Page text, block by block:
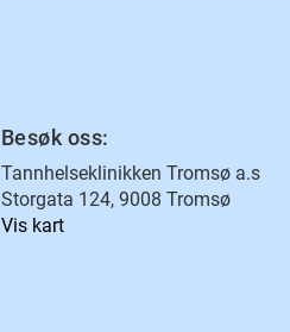
Besøk oss:
Tannhelseklinikken Tromsø a.s
Storgata 124, 9008 Tromsø
Vis kart